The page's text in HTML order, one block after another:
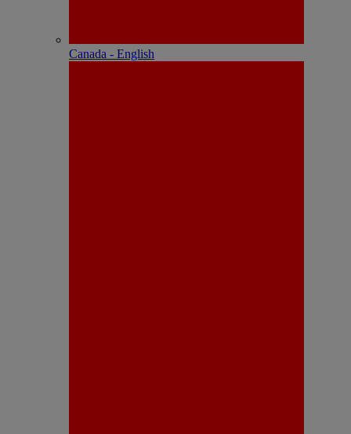
Canada - English